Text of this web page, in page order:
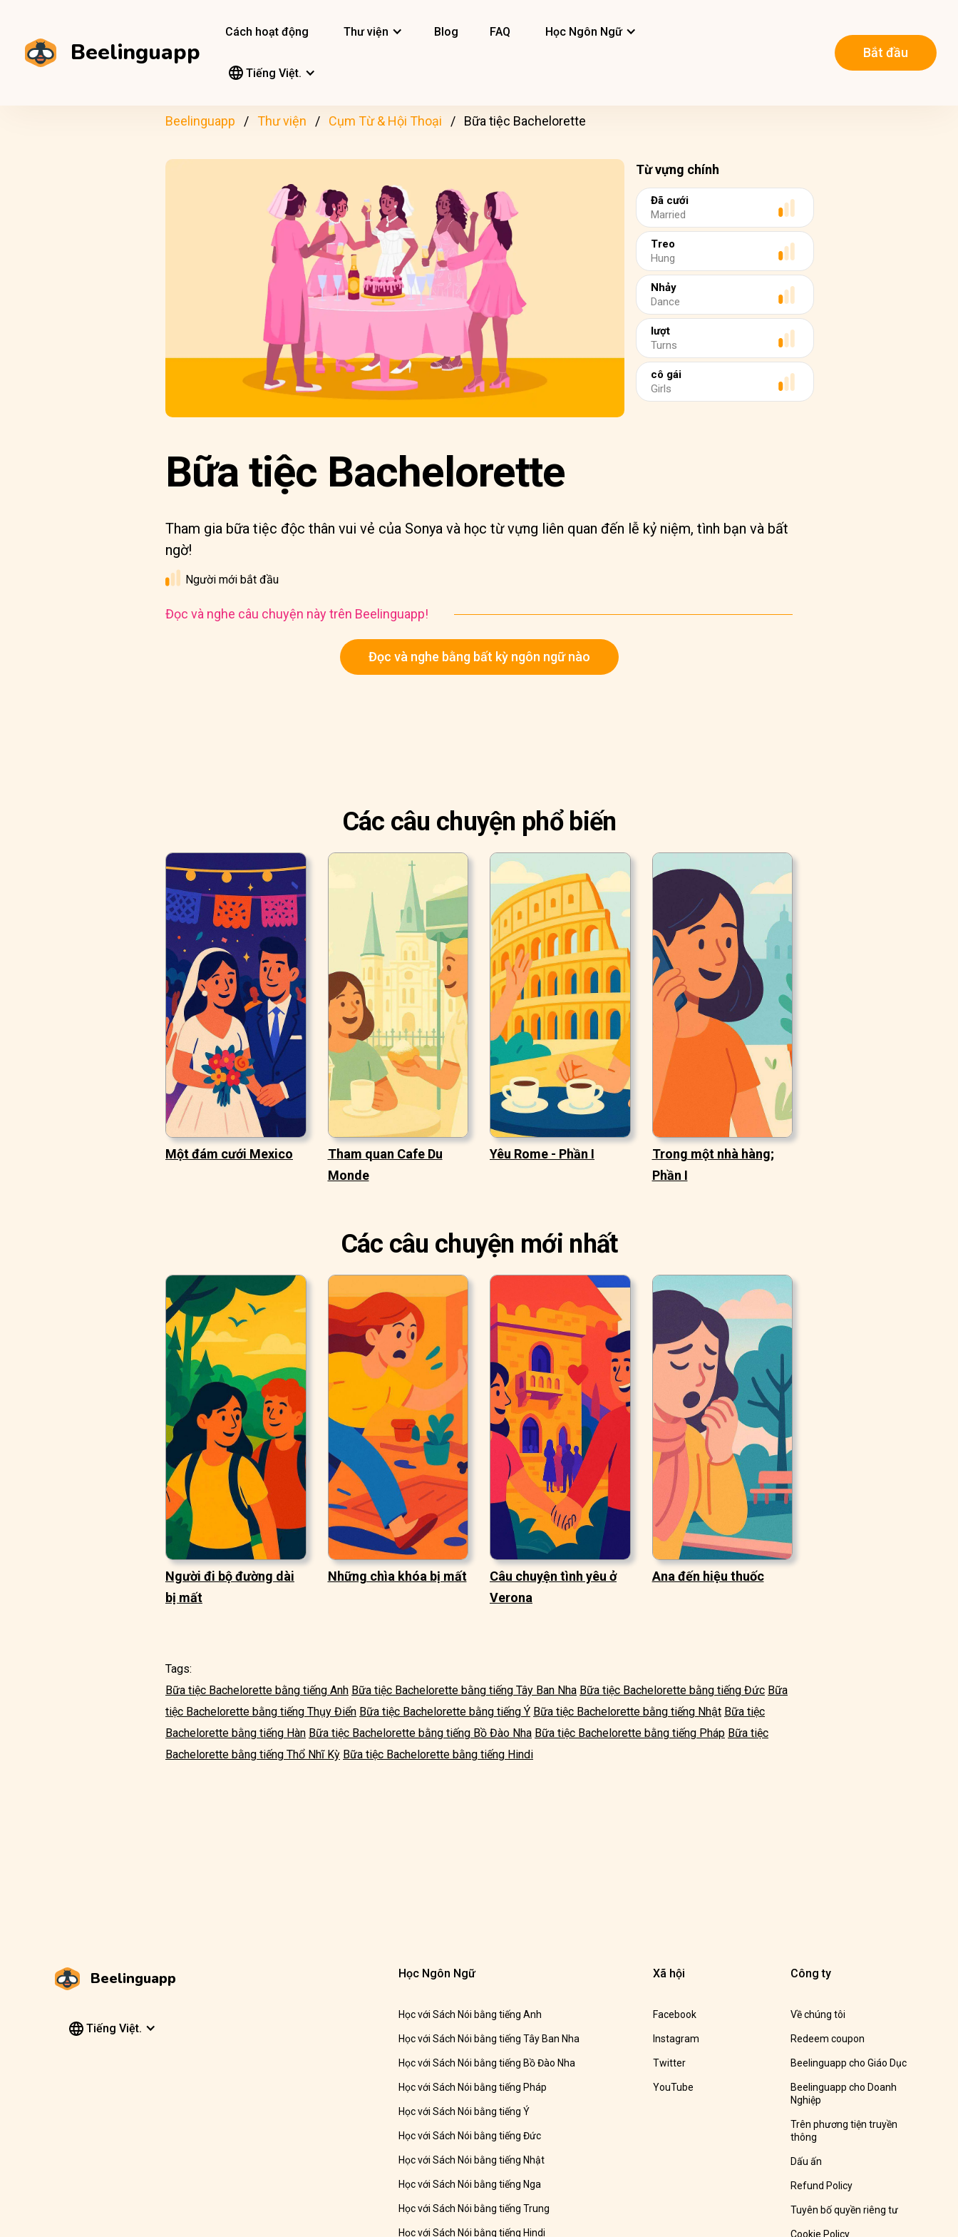
Beelinguapp
Cách hoạt động Thư viện Blog FAQ Học Ngôn Ngữ
Tiếng Việt.
Bắt đầu
Beelinguapp Thư viện Cụm Từ & Hội Thoại Bữa tiệc Bachelorette
Từ vựng chính
Đã cưới
Married
Treo
Hung
Nhảy
Dance
lượt
Turns
cô gái
Girls
Bữa tiệc Bachelorette
Tham gia bữa tiệc độc thân vui vẻ của Sonya và học từ vựng liên quan đến lễ kỷ niệm, tình bạn và bất
ngờ!
Người mới bắt đầu
Đọc và nghe câu chuyện này trên Beelinguapp!
Đọc và nghe bằng bất kỳ ngôn ngữ nào
Các câu chuyện phổ biến
Một đám cưới Mexico
Tham quan Cafe Du
Monde
Yêu Rome - Phần I
Trong một nhà hàng;
Phần I
Các câu chuyện mới nhất
Người đi bộ đường dài
bị mất
Những chìa khóa bị mất
Câu chuyện tình yêu ở
Verona
Ana đến hiệu thuốc
Tags:
Bữa tiệc Bachelorette bằng tiếng Anh Bữa tiệc Bachelorette bằng tiếng Tây Ban Nha Bữa tiệc Bachelorette bằng tiếng Đức Bữa
tiệc Bachelorette bằng tiếng Thụy Điển Bữa tiệc Bachelorette bằng tiếng Ý Bữa tiệc Bachelorette bằng tiếng Nhật Bữa tiệc
Bachelorette bằng tiếng Hàn Bữa tiệc Bachelorette bằng tiếng Bồ Đào Nha Bữa tiệc Bachelorette bằng tiếng Pháp Bữa tiệc
Bachelorette bằng tiếng Thổ Nhĩ Kỳ Bữa tiệc Bachelorette bằng tiếng Hindi
Beelinguapp
Tiếng Việt.
Học Ngôn Ngữ
Học với Sách Nói bằng tiếng Anh
Học với Sách Nói bằng tiếng Tây Ban Nha
Học với Sách Nói bằng tiếng Bồ Đào Nha
Học với Sách Nói bằng tiếng Pháp
Học với Sách Nói bằng tiếng Ý
Học với Sách Nói bằng tiếng Đức
Học với Sách Nói bằng tiếng Nhật
Học với Sách Nói bằng tiếng Nga
Học với Sách Nói bằng tiếng Trung
Học với Sách Nói bằng tiếng Hindi
Xã hội
Facebook
Instagram
Twitter
YouTube
Công ty
Về chúng tôi
Redeem coupon
Beelinguapp cho Giáo Dục
Beelinguapp cho Doanh
Nghiệp
Trên phương tiện truyền
thông
Dấu ấn
Refund Policy
Tuyên bố quyền riêng tư
Cookie Policy